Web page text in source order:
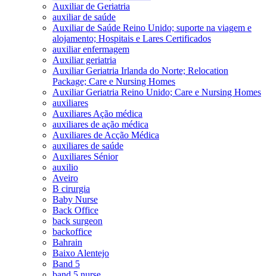
Auxiliar de Geriatria
auxiliar de saúde
Auxiliar de Saúde Reino Unido; suporte na viagem e
alojamento; Hospitais e Lares Certificados
auxiliar enfermagem
Auxiliar geriatria
Auxiliar Geriatria Irlanda do Norte; Relocation
Package; Care e Nursing Homes
Auxiliar Geriatria Reino Unido; Care e Nursing Homes
auxiliares
Auxiliares Ação médica
auxiliares de ação médica
Auxiliares de Acção Médica
auxiliares de saúde
Auxiliares Sénior
auxilio
Aveiro
B cirurgia
Baby Nurse
Back Office
back surgeon
backoffice
Bahrain
Baixo Alentejo
Band 5